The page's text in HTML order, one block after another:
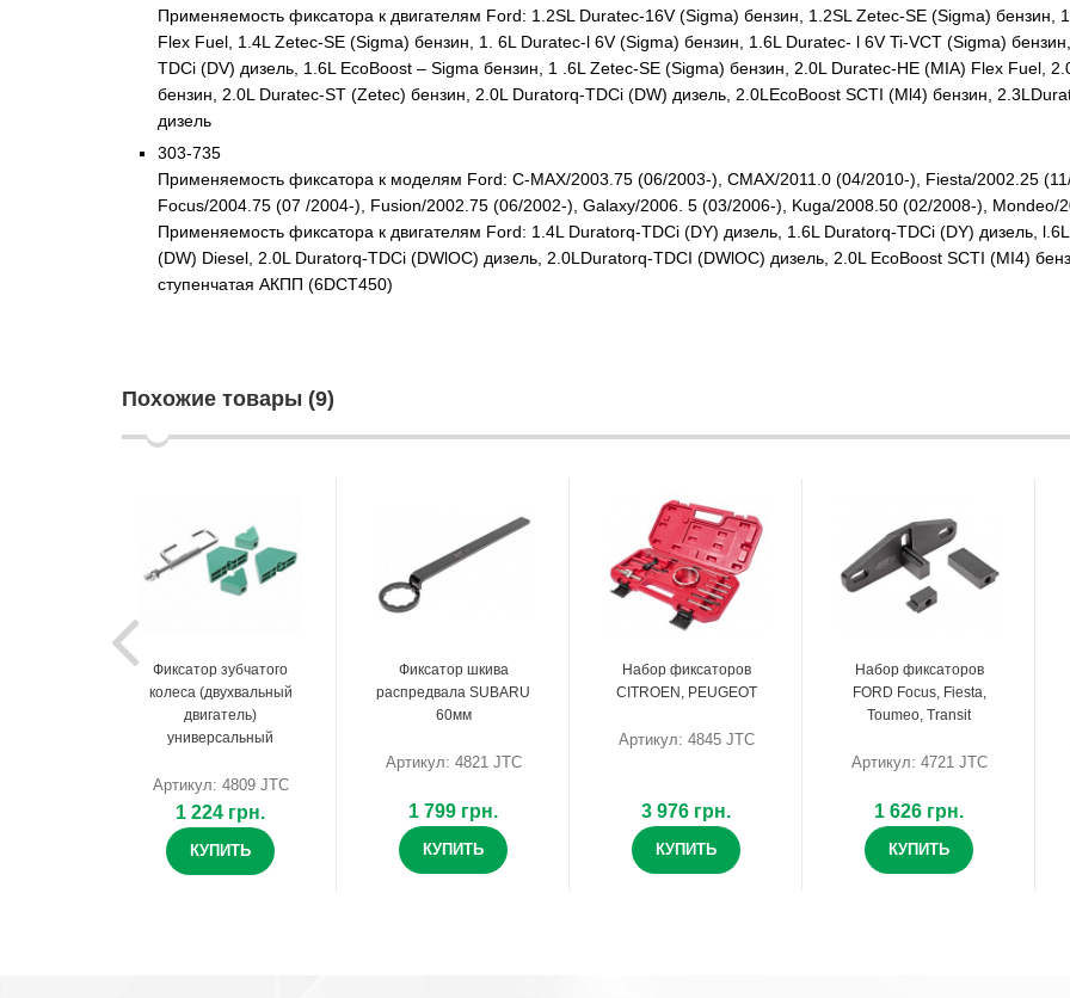
Применяемость фиксатора к двигателям Ford: 1.2SL Duratec-16V (Sigma) бензин, 1.2SL Zetec-SE (Sigma) бензин,
Flex Fuel, 1.4L Zetec-SE (Sigma) бензин, 1. 6L Duratec-l 6V (Sigma) бензин, 1.6L Duratec- l 6V Ti-VCT (Sigma)
TDCi (DV) дизель, 1.6L EcoBoost – Sigma бензин, 1 .6L Zetec-SE (Sigma) бензин, 2.0L Duratec-HE (MIA) Flex Fuel,
бензин, 2.0L Duratec-ST (Zetec) бензин, 2.0L Duratorq-TDCi (DW) дизель, 2.0LEcoBoost SCTI (Ml4) бензин,
дизель
303-735
Применяемость фиксатора к моделям Ford: C-MAX/2003.75 (06/2003-), CMAX/2011.0 (04/2010-), Fiesta/2002.25
Focus/2004.75 (07 /2004-), Fusion/2002.75 (06/2002-), Galaxy/2006. 5 (03/2006-), Kuga/2008.50 (02/2008-), Mondeo/
Применяемость фиксатора к двигателям Ford: 1.4L Duratorq-TDCi (DY) дизель, 1.6L Duratorq-TDCi (DY) дизель,
(DW) Diesel, 2.0L Duratorq-TDCi (DWlOC) дизель, 2.0LDuratorq-TDCI (DWlOC) дизель, 2.0L EcoBoost SCTI (MI4)
ступенчатая АКПП (6DCT450)
Похожие товары (9)
Фиксатор зубчатого
колеса (двухвальный
двигатель)
универсальный
Артикул: 4809 JTC
1 224 грн.
КУПИТЬ
Фиксатор шкива
распредвала SUBARU
60мм
Артикул: 4821 JTC
1 799 грн.
КУПИТЬ
Набор фиксаторов
CITROEN, PEUGEOT
Артикул: 4845 JTC
3 976 грн.
КУПИТЬ
Набор фиксаторов
FORD Focus, Fiesta,
Toumeo, Transit
Артикул: 4721 JTC
1 626 грн.
КУПИТЬ